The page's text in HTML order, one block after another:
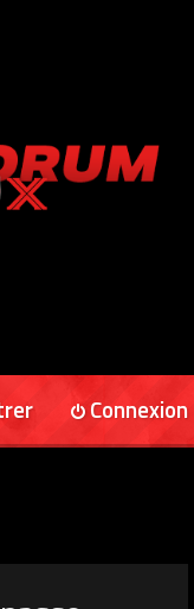
Connexion